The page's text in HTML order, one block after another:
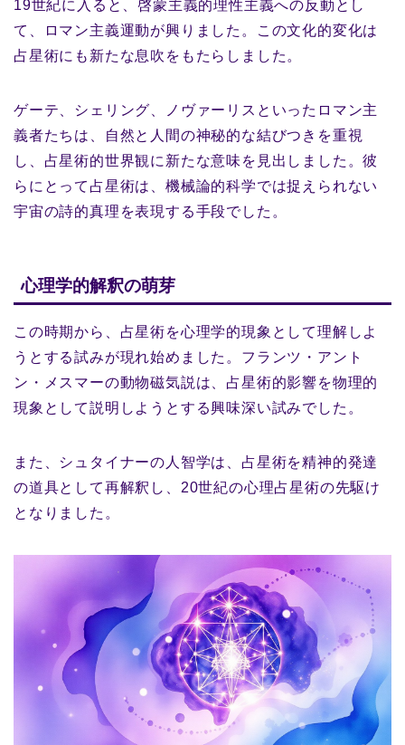
19世紀に入ると、啓蒙主義的理性主義への反動とし
て、ロマン主義運動が興りました。この文化的変化は
占星術にも新たな息吹をもたらしました。
ゲーテ、シェリング、ノヴァーリスといったロマン主
義者たちは、自然と人間の神秘的な結びつきを重視
し、占星術的世界観に新たな意味を見出しました。彼
らにとって占星術は、機械論的科学では捉えられない
宇宙の詩的真理を表現する手段でした。
心理学的解釈の萌芽
この時期から、占星術を心理学的現象として理解しよ
うとする試みが現れ始めました。フランツ・アント
ン・メスマーの動物磁気説は、占星術的影響を物理的
現象として説明しようとする興味深い試みでした。
また、シュタイナーの人智学は、占星術を精神的発達
の道具として再解釈し、20世紀の心理占星術の先駆け
となりました。